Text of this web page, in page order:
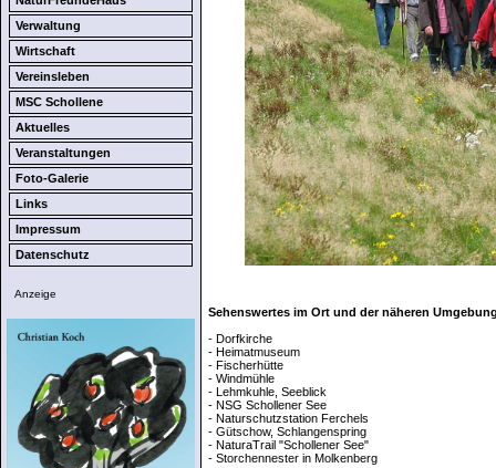
Verwaltung
Wirtschaft
Vereinsleben
MSC Schollene
Aktuelles
Veranstaltungen
Foto-Galerie
Links
Impressum
Datenschutz
Anzeige
Sehenswertes im Ort und der näheren
- Dorfkirche
- Heimatmuseum
- Fischerhütte
- Windmühle
- Lehmkuhle, Seeblick
- NSG Schollener See
- Naturschutzstation Ferchels
- Gütschow, Schlangenspring
- NaturaTrail "Schollener See"
- Storchennester in Molkenberg